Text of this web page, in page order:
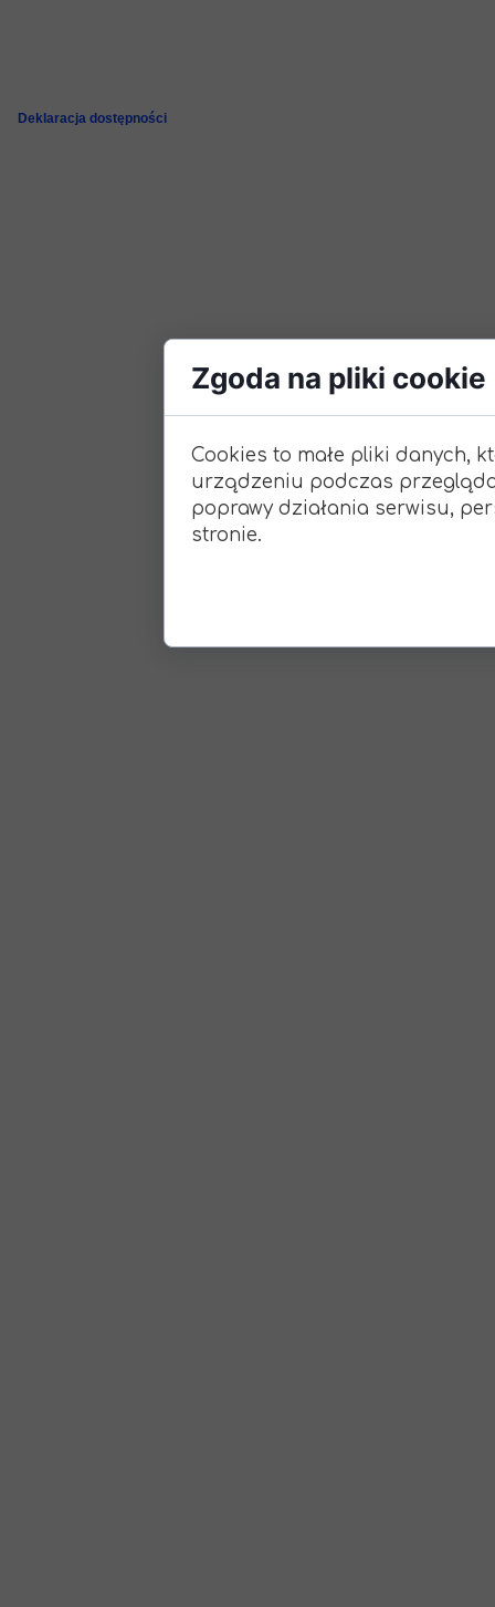
Deklaracja dostępności
Zgoda na pliki cookie
Cookies to małe pliki danych,
urządzeniu podczas
poprawy działania serwisu,
stronie.